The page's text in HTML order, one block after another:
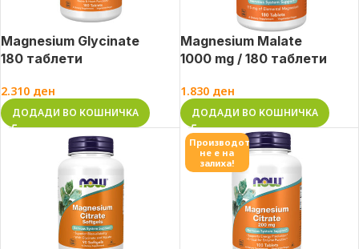
Magnesium Glycinate
180 таблети
2.310 ден
ДОДАДИ ВО КОШНИЧКА
Magnesium Malate
1000 mg / 180 таблети
1.830 ден
ДОДАДИ ВО КОШНИЧКА
Производот
не е на
залиха!